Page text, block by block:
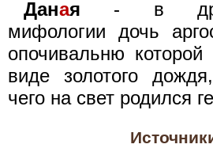
Даная - в
мифологии дочь
опочивальню
виде золотого
чего на свет родился